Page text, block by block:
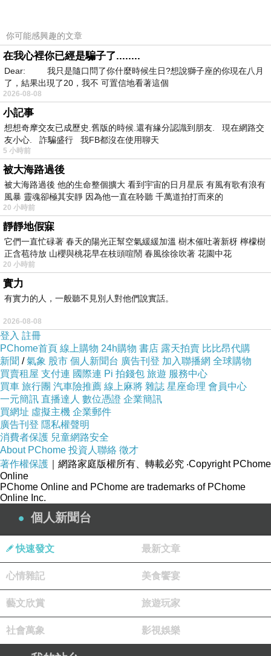
還是鋼彈的顏色比較繽紛，從前到後欣賞一遍。
你可能感興趣的文章
在我心裡你已經是騙子了........
Dear: 我只是隨口問了你什麼時候生日?想說獅子座的你現在八月
了，結果出現了20，我不 可置信地看著這個
2026-08-08
小記事
想想奇摩交友已成歷史.舊版的時候.還有緣分認識到朋友. 現在網路交
友小心. 詐騙盛行 我FB都沒在使用聊天
5 小時前
被大海路過後
被大海路過後 他的生命整個擴大 看到宇宙的日月星辰 有風有歌有浪有
風暴 靈魂卻極其安靜 因為他一直在聆聽 千萬道拍打而來的
20 小時前
靜靜地假寐
它們一直忙碌著 春天的陽光正幫空氣緩緩加溫 樹木催吐著新枒 檸檬樹
正含苞待放 山櫻與桃花早在枝頭喧鬧 春風徐徐吹著 花園中花
20 小時前
實力
有實力的人，一般聽不見別人對他們說實話。
2026-08-08
登入 註冊
PChome首頁 線上購物 24h購物 書店 露天拍賣 比比昂代購
新聞 /氣象 股市 個人新聞台 廣告刊登 加入聯播網 全球購物
買賣租屋 支付連 國際連 Pi 拍錢包 旅遊 服務中心
買車 旅行團 汽車險推薦 線上麻將 雜誌 星座命理 會員中心
一元簡訊 直播達人 數位憑證 企業簡訊
買網址 虛擬主機 企業郵件
廣告刊登 隱私權聲明
消費者保護 兒童網路安全
About PChome 投資人聯絡 徵才
著作權保護 ｜網路家庭版權所有、轉載必究 ‧Copyright PChome
Online
PChome Online and PChome are trademarks of PChome
Online Inc.
個人新聞台
快速發文 最新文章
心情雜記 美食饗宴
藝文欣賞 旅遊玩家
社會萬象 影視娛樂